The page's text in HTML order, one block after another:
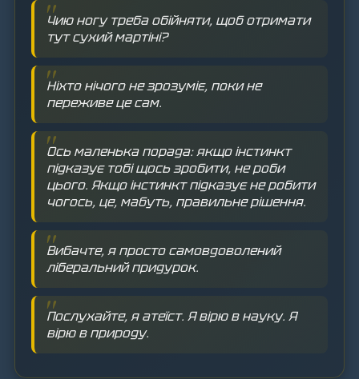
Чию ногу треба обійняти, щоб отримати
тут сухий мартіні?
Ніхто нічого не зрозуміє, поки не
переживе це сам.
Ось маленька порада: якщо інстинкт
підказує тобі щось зробити, не роби
цього. Якщо інстинкт підказує не робити
чогось, це, мабуть, правильне рішення.
Вибачте, я просто самовдоволений
ліберальний придурок.
Послухайте, я атеїст. Я вірю в науку. Я
вірю в природу.